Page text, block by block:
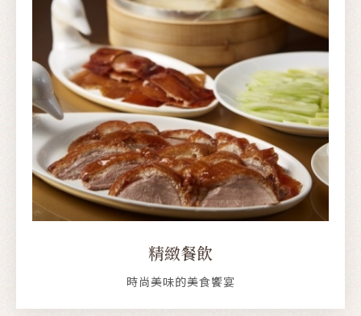
精緻餐飲
時尚美味的美食饗宴